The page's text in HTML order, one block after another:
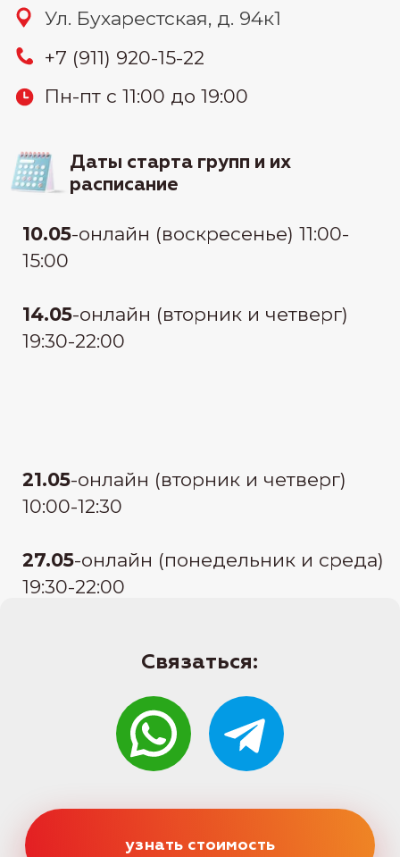
узнать цену
27.05-онлайн (понедельник и среда)
Связаться:
Категории